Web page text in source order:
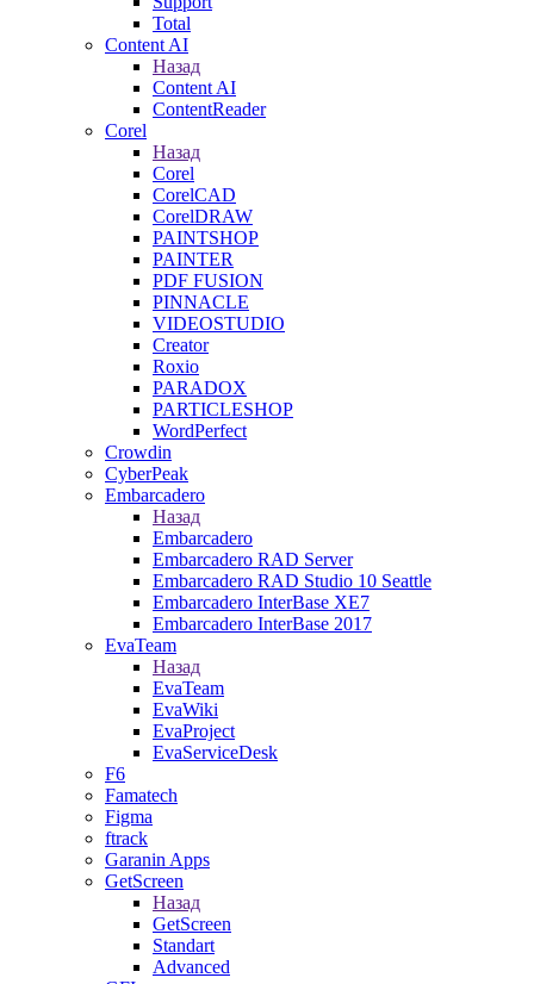
Total
Content AI
Назад
Content AI
ContentReader
Corel
Назад
Corel
CorelCAD
CorelDRAW
PAINTSHOP
PAINTER
PDF FUSION
PINNACLE
VIDEOSTUDIO
Creator
Roxio
PARADOX
PARTICLESHOP
WordPerfect
Crowdin
CyberPeak
Embarcadero
Назад
Embarcadero
Embarcadero RAD Server
Embarcadero RAD Studio 10 Seattle
Embarcadero InterBase XE7
Embarcadero InterBase 2017
EvaTeam
Назад
EvaTeam
EvaWiki
EvaProject
EvaServiceDesk
F6
Famatech
Figma
ftrack
Garanin Apps
GetScreen
Назад
GetScreen
Standart
Advanced